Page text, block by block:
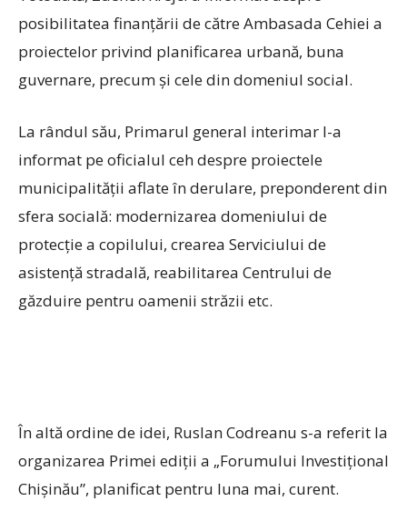
posibilitatea finanțării de către Ambasada Cehiei a
proiectelor privind planificarea urbană, buna
guvernare, precum și cele din domeniul social.
La rândul său, Primarul general interimar l-a
informat pe oficialul ceh despre proiectele
municipalității aflate în derulare, preponderent din
sfera socială: modernizarea domeniului de
protecție a copilului, crearea Serviciului de
asistență stradală, reabilitarea Centrului de
găzduire pentru oamenii străzii etc.
În altă ordine de idei, Ruslan Codreanu s-a referit la
organizarea Primei ediții a „Forumului Investițional
Chișinău”, planificat pentru luna mai, curent.